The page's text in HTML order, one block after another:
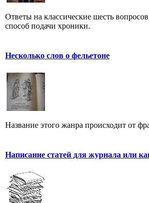
Ответы на классические шесть
способ подачи хроники.
Несколько слов о фельетоне
Название этого жанра происходит от
Написание статей для журнала или